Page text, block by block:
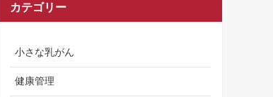
カテゴリー
小さな乳がん
健康管理